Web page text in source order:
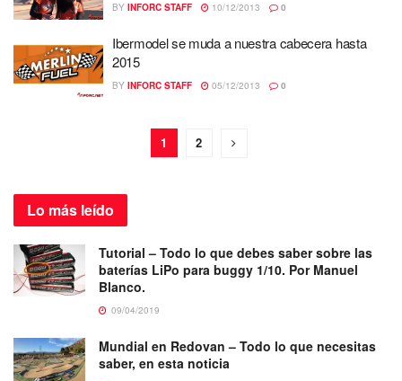
BY INFORC STAFF 10/12/2013 0
Ibermodel se muda a nuestra cabecera hasta
2015
BY INFORC STAFF 05/12/2013 0
1 2
Lo más leído
Tutorial – Todo lo que debes saber sobre las
baterías LiPo para buggy 1/10. Por Manuel
Blanco.
09/04/2019
Mundial en Redovan – Todo lo que necesitas
saber, en esta noticia